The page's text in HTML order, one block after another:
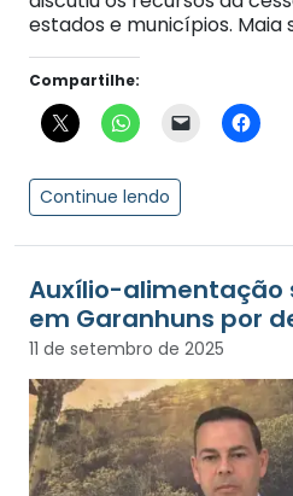
estados e municípios. Maia
Compartilhe:
Continue lendo
Auxílio-alimentação
em Garanhuns por
11 de setembro de 2025